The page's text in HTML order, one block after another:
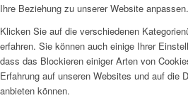
Ihre Beziehung zu unserer Website anpassen.
Klicken Sie auf die verschiedenen
erfahren. Sie können auch einige Ihrer
dass das Blockieren einiger Arten von
Erfahrung auf unseren Websites und auf die
anbieten können.